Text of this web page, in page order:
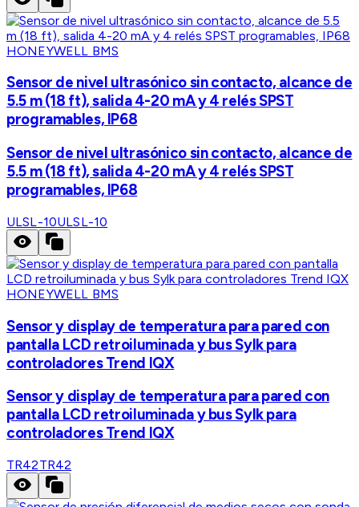
HONEYWELL BMS
Sensor de nivel ultrasónico sin contacto, alcance de
5.5 m (18 ft), salida 4-20 mA y 4 relés SPST
programables, IP68
Sensor de nivel ultrasónico sin contacto, alcance de
5.5 m (18 ft), salida 4-20 mA y 4 relés SPST
programables, IP68
ULSL-10ULSL-10
HONEYWELL BMS
Sensor y display de temperatura para pared con
pantalla LCD retroiluminada y bus Sylk para
controladores Trend IQX
Sensor y display de temperatura para pared con
pantalla LCD retroiluminada y bus Sylk para
controladores Trend IQX
TR42TR42